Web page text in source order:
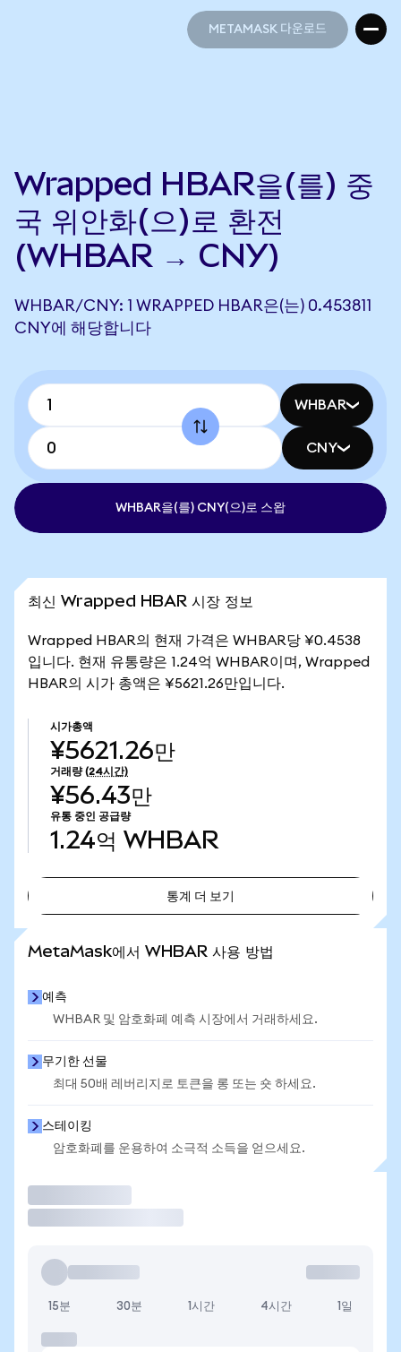
METAMASK 다운로드
Wrapped HBAR을(를) 중
국 위안화(으)로 환전
(WHBAR → CNY)
WHBAR/CNY: 1 WRAPPED HBAR은(는) 0.453811
CNY에 해당합니다
WHBAR
CNY
WHBAR을(를) CNY(으)로 스왑
최신 Wrapped HBAR 시장 정보
Wrapped HBAR의 현재 가격은 WHBAR당 ¥0.4538
입니다. 현재 유통량은 1.24억 WHBAR이며, Wrapped
HBAR의 시가 총액은 ¥5621.26만입니다.
시가총액
¥5621.26만
거래량 (24시간)
¥56.43만
유통 중인 공급량
1.24억 WHBAR
통계 더 보기
MetaMask에서 WHBAR 사용 방법
예측
WHBAR 및 암호화폐 예측 시장에서 거래하세요.
무기한 선물
최대 50배 레버리지로 토큰을 롱 또는 숏 하세요.
스테이킹
암호화폐를 운용하여 소극적 소득을 얻으세요.
15분 30분 1시간 4시간 1일